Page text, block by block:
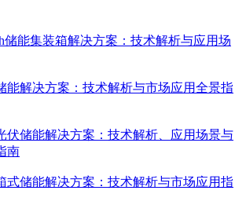
储能集装箱解决方案：技术解析与应用场
能解决方案：技术解析与市场应用全景指
伏储能解决方案：技术解析、应用场景与
南
式储能解决方案：技术解析与市场应用指